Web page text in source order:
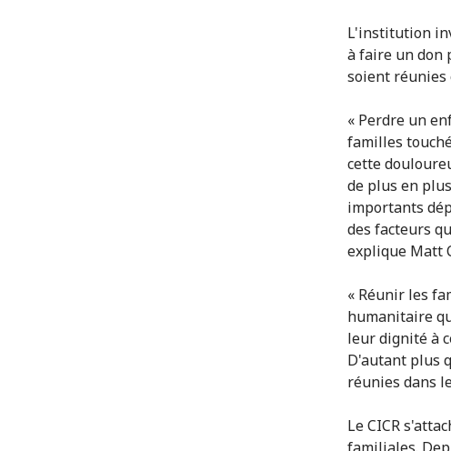
L'institution
à faire un don
soient réunies
« Perdre un
familles
cette
de plus en
importants
des facteurs
explique Matt
« Réunir les
humanitaire
leur dignité à
D'autant plus
réunies dans
Le CICR